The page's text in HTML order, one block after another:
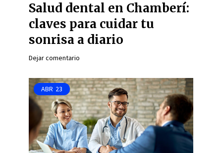
Salud dental en Chamberí:
claves para cuidar tu
sonrisa a diario
Dejar comentario
ABR 23